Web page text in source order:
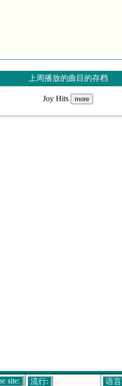
上周播放的曲目的存档
Joy Hits more
site: 流行: 语言